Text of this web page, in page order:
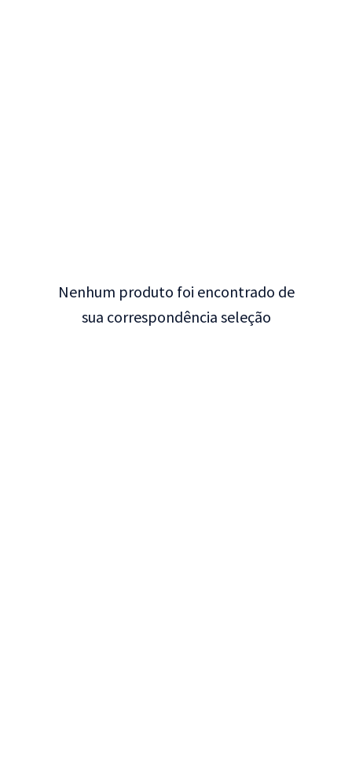
Nenhum produto foi encontrado de
sua correspondência seleção